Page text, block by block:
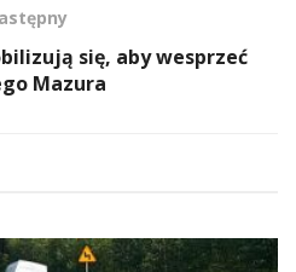
się, aby wesprzeć
Mazura